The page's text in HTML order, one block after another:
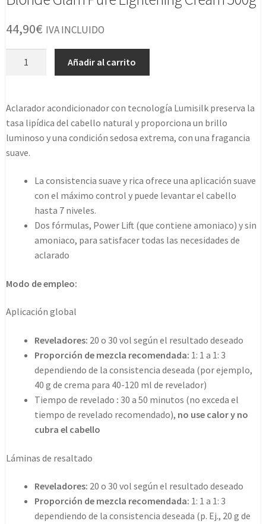
44,90€ IVA INCLUIDO
Cream
500g
cantidad
Añadir al carrito
Aclarador acondicionador con tecnología Lumisilk preserva la
tasa lipídica del cabello natural y proporciona un brillo
luminoso y una condición sedosa extrema, con una fragancia
suave.
La consistencia suave y rica ofrece una aplicación suave
con el máximo control y puede levantar el cabello
hasta 7 niveles.
Dos fórmulas, Power Lift (que contiene amoniaco) y sin
amoniaco, para satisfacer todas las necesidades de
aclarado
Modo de empleo:
Aplicación global
Reveladores: 20 o 30 vol según el resultado deseado
Proporción de mezcla recomendada: 1: 1 a 1: 3
dependiendo de la consistencia deseada (por ejemplo,
40 g de crema para 40-120 ml de revelador)
Tiempo de revelado : 30 a 50 minutos (no exceda el
tiempo de revelado recomendado), no use calor y no
cubra el cabello
Láminas de resaltado
Reveladores: 20 o 30 vol según el resultado deseado
Proporción de mezcla recomendada: 1: 1 a 1: 3
dependiendo de la consistencia deseada (p. Ej., 20 g de